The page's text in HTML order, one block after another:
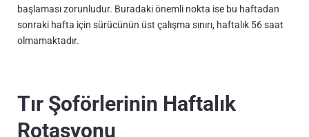
başlaması zorunludur. Buradaki önemli nokta ise bu haftadan
sonraki hafta için sürücünün üst çalışma sınırı, haftalık 56 saat
olmamaktadır.
Tır Şoförlerinin Haftalık
Rotasyonu